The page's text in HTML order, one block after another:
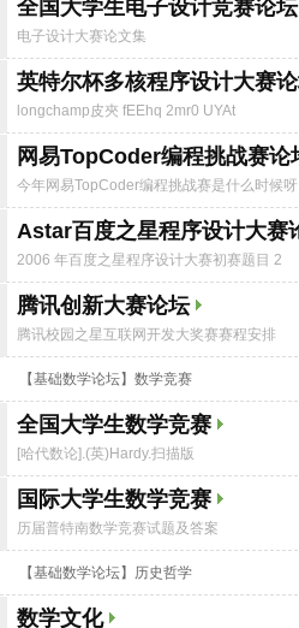
全国大学生电子设计竞赛论坛
电子设计大赛论文集
英特尔杯多核程序设计大赛
longchamp皮夾 fEEhq 2mr0 UYAt
网易TopCoder编程挑战赛论
今年网易TopCoder编程挑战赛是什么时候呀
Astar百度之星程序设计大赛
2006 年百度之星程序设计大赛初赛题目 2
腾讯创新大赛论坛
腾讯校园之星互联网开发大奖赛赛程安排
【基础数学论坛】数学竞赛
全国大学生数学竞赛
[哈代数论].(英)Hardy.扫描版
国际大学生数学竞赛
历届普特南数学竞赛试题及答案
【基础数学论坛】历史哲学
数学文化